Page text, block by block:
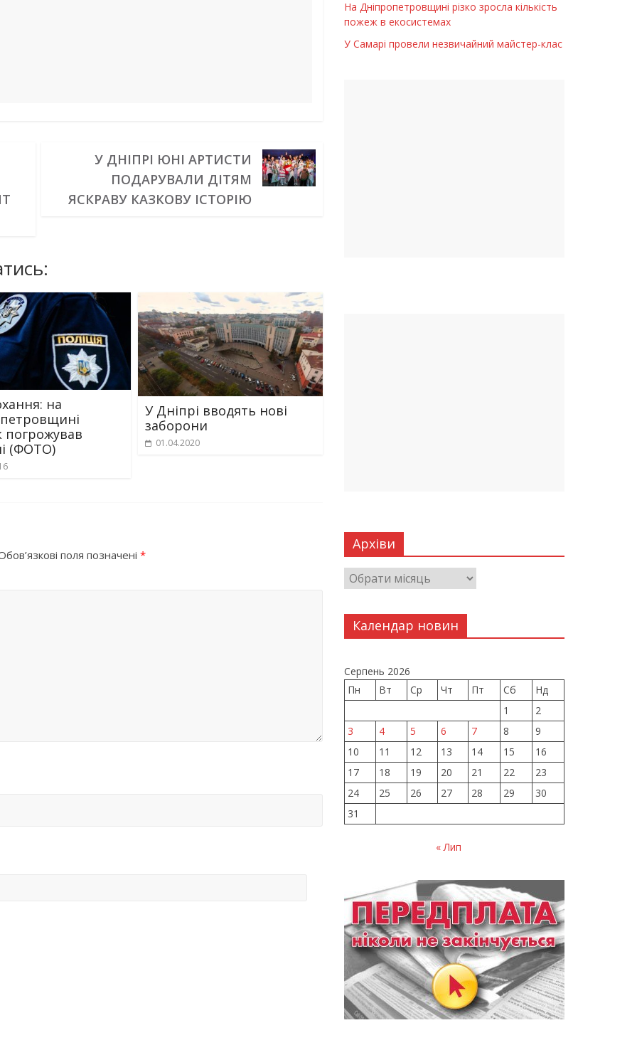
У ДНІПРІ ЮНІ АРТИСТИ
ПОДАРУВАЛИ ДІТЯМ
ЯСКРАВУ КАЗКОВУ ІСТОРІЮ
на
погрожував
(ФОТО)
У Дніпрі вводять нові
заборони
01.04.2020
поля позначені *
На Дніпропетровщині різко зросла кількість
пожеж в екосистемах
У Самарі провели незвичайний майстер-клас
Архіви
Календар новин
Серпень 2026
Пн
Вт Ср Чт Пт Сб
Нд
1
2
3
4 5 6 7 8
9
10
11 12 13 14 15
16
17
18 19 20 21 22
23
24
25 26 27 28 29
30
31
« Лип